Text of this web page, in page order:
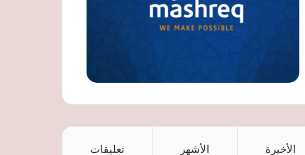
الأخيرة الأشهر تعليقات